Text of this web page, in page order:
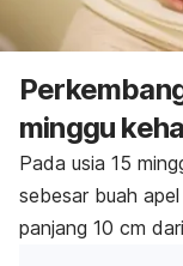
minggu
Pada usia 15
sebesar buah
panjang 10 cm